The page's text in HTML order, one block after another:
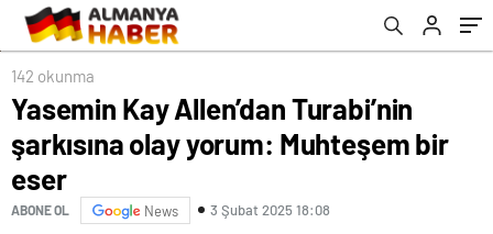
142 okunma
Yasemin Kay Allen’dan Turabi’nin
şarkısına olay yorum: Muhteşem bir
eser
ABONE OL News 3 Şubat 2025 18:08